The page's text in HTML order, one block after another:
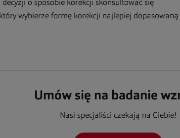
o sposobie korekcji skonsultować się
wybierze formę korekcji najlepiej
Umów się na badanie
Nasi specjaliści czekają na Ciebie!